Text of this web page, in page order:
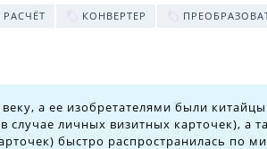
РАСЧЁТ КОНВЕРТЕР
а ее изобретателями были
случае личных визитных карточек), а
быстро распространилась по